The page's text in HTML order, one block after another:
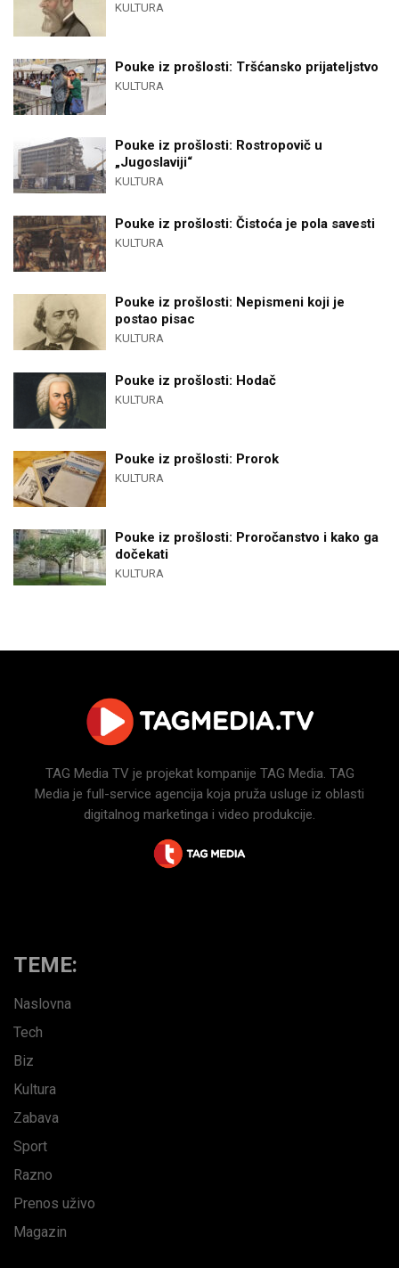
KULTURA
Pouke iz prošlosti: Tršćansko prijateljstvo
KULTURA
Pouke iz prošlosti: Rostropovič u
„Jugoslaviji“
KULTURA
Pouke iz prošlosti: Čistoća je pola savesti
KULTURA
Pouke iz prošlosti: Nepismeni koji je
postao pisac
KULTURA
Pouke iz prošlosti: Hodač
KULTURA
Pouke iz prošlosti: Prorok
KULTURA
Pouke iz prošlosti: Proročanstvo i kako ga
dočekati
KULTURA
TAG Media TV je projekat kompanije TAG Media. TAG
Media je full-service agencija koja pruža usluge iz oblasti
digitalnog marketinga i video produkcije.
TEME:
Naslovna
Tech
Biz
Kultura
Zabava
Sport
Razno
Prenos uživo
Magazin